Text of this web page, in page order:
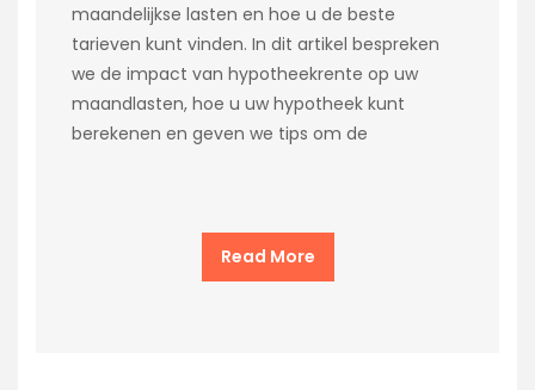
maandelijkse lasten en hoe u de beste
tarieven kunt vinden. In dit artikel bespreken
we de impact van hypotheekrente op uw
maandlasten, hoe u uw hypotheek kunt
berekenen en geven we tips om de
Read More